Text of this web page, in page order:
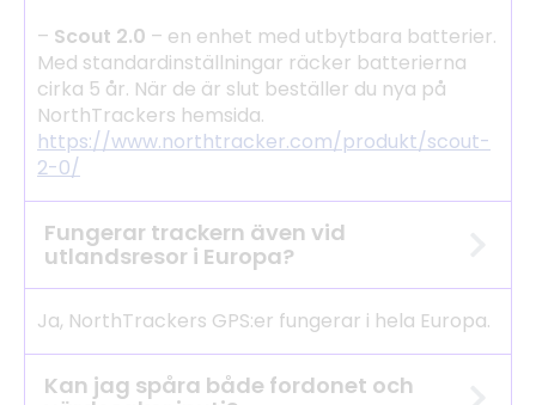
– Scout 2.0 – en enhet med utbytbara batterier.
Med standardinställningar räcker batterierna
cirka 5 år. När de är slut beställer du nya på
NorthTrackers hemsida.
https://www.northtracker.com/produkt/scout-
2-0/
Fungerar trackern även vid
utlandsresor i Europa?
Ja, NorthTrackers GPS:er fungerar i hela Europa.
Kan jag spåra både fordonet och